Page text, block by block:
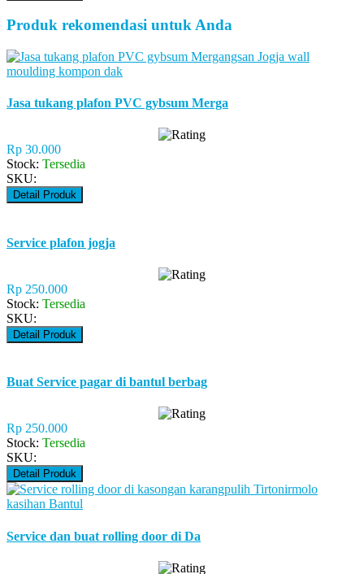
Produk rekomendasi untuk Anda
Jasa tukang plafon PVC gybsum Merga
Rp 30.000
Stock: Tersedia
SKU:
Detail Produk
Service plafon jogja
Rp 250.000
Stock: Tersedia
SKU:
Detail Produk
Buat Service pagar di bantul berbag
Rp 250.000
Stock: Tersedia
SKU:
Detail Produk
Service dan buat rolling door di Da